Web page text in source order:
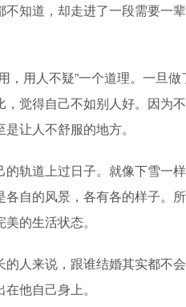
知道，却走进了一段需要一
用人不疑”一个道理。一旦做
觉得自己不如别人好。因为
让人不舒服的地方。
道上过日子。就像下雪一
自的风景，各有各的样子。
的生活状态。
人来说，跟谁结婚其实都不
他自己身上。